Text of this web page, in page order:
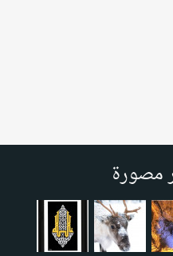
مصورة